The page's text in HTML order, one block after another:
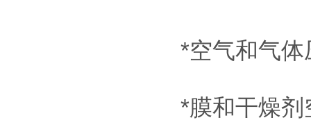
*空气和气体
*膜和干燥